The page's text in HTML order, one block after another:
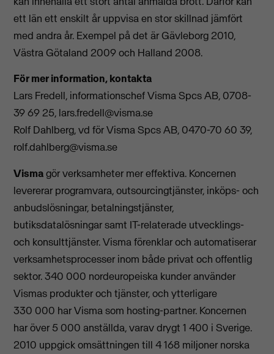
ett län ett enskilt år uppvisa en stor skillnad jämfört
med andra år. Exempel på det är Gävleborg 2010,
Västra Götaland 2009 och Halland 2008.
För mer information, kontakta
Lars Fredell, informationschef Visma Spcs AB, 0708-
39 69 25, lars.fredell@visma.se
Rolf Dahlberg, vd för Visma Spcs AB, 0470-70 60 39,
rolf.dahlberg@visma.se
Vismagör verksamheter mer effektiva. Koncernen
levererar programvara, outsourcingtjänster, inköps- och
anbudslösningar, betalningstjänster,
butiksdatalösningar samt IT-relaterade utvecklings-
och konsulttjänster. Visma förenklar och automatiserar
verksamhetsprocesser inom både privat och offentlig
sektor. 340 000 nordeuropeiska kunder använder
Vismas produkter och tjänster, och ytterligare
330 000 har Visma som hosting-partner. Koncernen
har över 5 000 anställda, varav drygt 1 400 i Sverige.
2010 uppgick omsättningen till 4 168 miljoner norska